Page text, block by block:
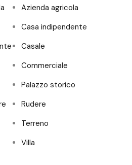
Azienda agricola
Casa indipendente
Casale
Commerciale
Palazzo storico
Rudere
Terreno
Villa